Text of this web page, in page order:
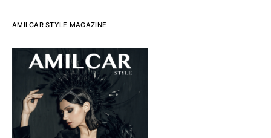
AMILCAR STYLE MAGAZINE